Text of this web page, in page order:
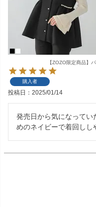
【ZOZO限定商品】
購入者
投稿日 2025/01/14
発売日から気になって
めのネイビーで着回しし